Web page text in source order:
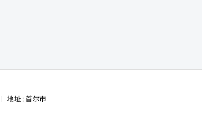
地址 : 首尔市